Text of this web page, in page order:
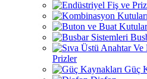
Prizler
Güç